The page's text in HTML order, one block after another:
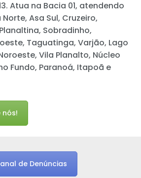
Atua na Bacia 01, atendendo
Asa Sul, Cruzeiro,
Sobradinho,
Taguatinga, Varjão, Lago
Vila Planalto, Núcleo
Fundo, Paranoá, Itapoã e
nós!
de Denúncias